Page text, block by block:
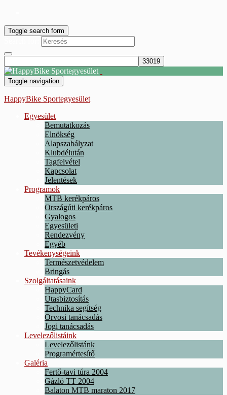
Toggle search form
Toggle navigation
HappyBike Sportegyesület
Egyesület
Bemutatkozás
Elnökség
Alapszabályzat
Klubdélután
Tagfelvétel
Kapcsolat
Jelentések
Programok
MTB kerékpáros
Országúti kerékpáros
Gyalogos
Egyesületi
Rendezvény
Egyéb
Tevékenységeink
Természetvédelem
Bringás
Szolgáltatásaink
HappyCard
Utasbiztosítás
Technika segítség
Orvosi tanácsadás
Jogi tanácsadás
Levelezőlistáink
Levelezőlistánk
Programértesítő
Galéria
Fertő-tavi túra 2004
Gázló TT 2004
Balaton MTB maraton 2017